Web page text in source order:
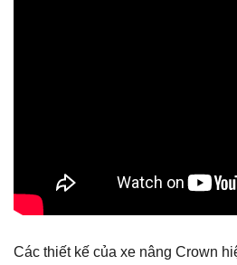
Các thiết kế của xe nâng Crown